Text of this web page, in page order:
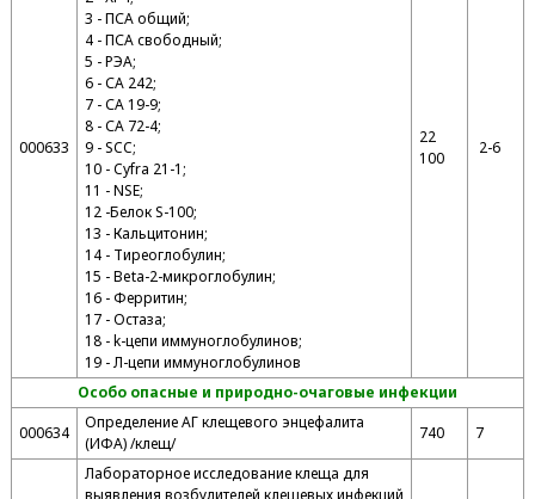
000633
3 - ПСА общий;
4 - ПСА свободный;
5 - РЭА;
6 - СА 242;
7 - СА 19-9;
8 - СА 72-4;
9 - SCC;
10 - Cyfra 21-1;
11 - NSE;
12 -Белок S-100;
13 - Кальцитонин;
14 - Тиреоглобулин;
15 - Beta-2-микроглобулин;
16 - Ферритин;
17 - Остаза;
18 - k-цепи иммуноглобулинов;
19 - Л-цепи иммуноглобулинов
22
100
2-6
Особо опасные и природно-очаговые инфекции
000634
Определение АГ клещевого энцефалита
(ИФА) /клещ/
740 7
Лабораторное исследование клеща для
выявления возбудителей клещевых инфекций